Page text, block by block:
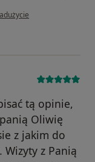
Ola
tą opinie,
Oliwię
z jakim do
Wizyty z Panią